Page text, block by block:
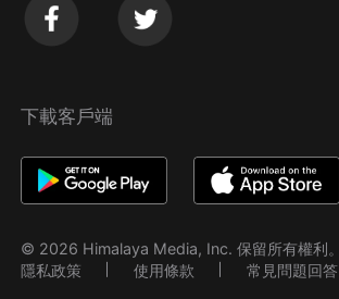
下載客戶端
© 2026 Himalaya Media, Inc. 保留所有權利。
隱私政策
使用條款 常見問題回答